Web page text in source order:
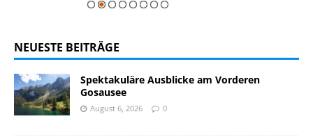
NEUESTE BEITRÄGE
Spektakuläre Ausblicke am Vorderen
Gosausee
August 6, 2026 0